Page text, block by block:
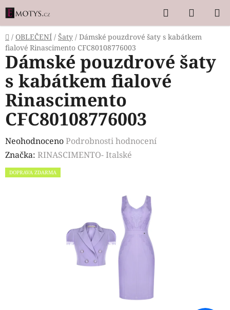
Přejít
na
obsah
Hledat
KOŠÍK
Domů
/ OBLEČENÍ / Šaty / Dámské pouzdrové šaty s kabátkem
fialové Rinascimento CFC80108776003
Dámské pouzdrové šaty
s kabátkem fialové
Rinascimento
CFC80108776003
Průměrné
hodnocení
produktu
NeohodnocenoPodrobnosti hodnocení
Značka: RINASCIMENTO- Italské
DOPRAVA ZDARMA